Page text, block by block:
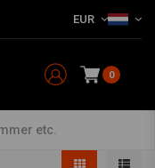
EUR
0
Wiellager